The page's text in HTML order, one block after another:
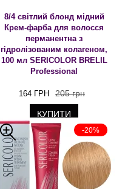
8/4 світлий блонд мідний
Крем-фарба для волосся
перманентна з
гідролізованим колагеном,
100 мл SERICOLOR BRELIL
Professional
164 ГРН 205 грн
КУПИТИ
-20%